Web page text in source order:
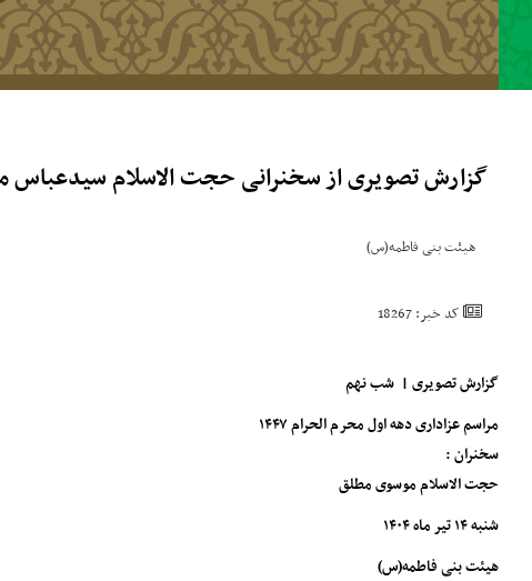
گزارش تصویری از سخنرانی حجت‌ الاسلام سیدعباس موسوی مطلق
هیئت بنی فاطمه(س)
کد خبر: 18267
گزارش تصویری | شب نهم
مراسم عزاداری دهه اول محرم الحرام ۱۴۴۷
سخنران :
حجت‌ الاسلام موسوی مطلق
شنبه ۱۴ تیر ماه ۱۴۰۴
هیئت بنی فاطمه(س)